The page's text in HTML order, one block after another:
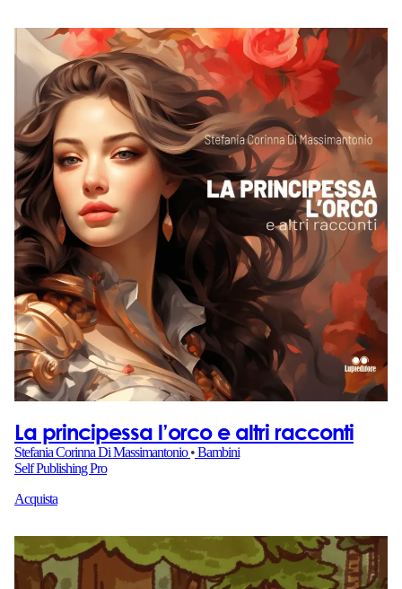
La principessa l’orco e altri racconti
Stefania Corinna Di Massimantonio•Bambini
Self Publishing Pro
Acquista